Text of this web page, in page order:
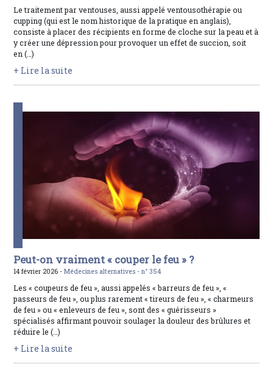
Le traitement par ventouses, aussi appelé ventousothérapie ou
cupping (qui est le nom historique de la pratique en anglais),
consiste à placer des récipients en forme de cloche sur la peau et à
y créer une dépression pour provoquer un effet de succion, soit
en (…)
+ Lire la suite
Peut-on vraiment « couper le feu » ?
14 février 2026 -Médecines alternatives -n° 354
Les « coupeurs de feu », aussi appelés « barreurs de feu », «
passeurs de feu », ou plus rarement « tireurs de feu », « charmeurs
de feu » ou « enleveurs de feu », sont des « guérisseurs »
spécialisés affirmant pouvoir soulager la douleur des brûlures et
réduire le (…)
+ Lire la suite